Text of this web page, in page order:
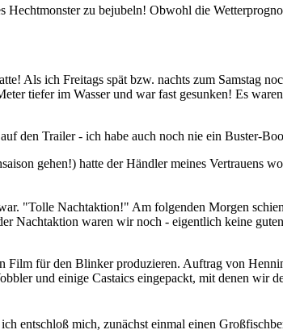
zu bejubeln! Obwohl die
Als ich Freitags spät bzw. nachts zum Samstag
tiefer im Wasser und war fast gesunken! Es
den Trailer - ich habe auch noch nie ein Buster-
gehen!) hatte der Händler meines Vertrauens
"Tolle Nachtaktion!" Am folgenden Morgen
Nachtaktion waren wir noch - eigentlich keine
für den Blinker produzieren. Auftrag von
und einige Castaics eingepackt, mit denen wir
entschloß mich, zunächst einmal einen